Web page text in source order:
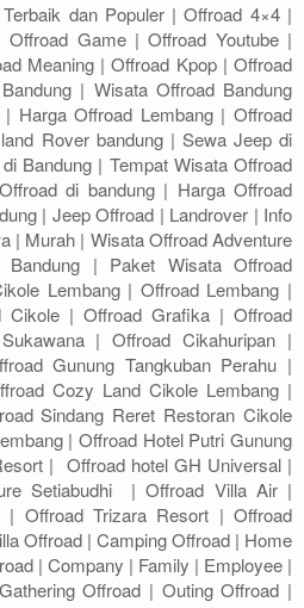
dan Populer | Offroad 4×4 |
Game | Offroad Youtube |
Meaning | Offroad Kpop | Offroad
| Wisata Offroad Bandung
Harga Offroad Lembang | Offroad
Rover bandung | Sewa Jeep di
Bandung | Tempat Wisata Offroad
di bandung | Harga Offroad
| Jeep Offroad | Landrover | Info
| Murah | Wisata Offroad Adventure
| Paket Wisata Offroad
Lembang | Offroad Lembang |
Cikole | Offroad Grafika | Offroad
| Offroad Cikahuripan |
Gunung Tangkuban Perahu |
Cozy Land Cikole Lembang |
Sindang Reret Restoran Cikole
| Offroad Hotel Putri Gunung
| Offroad hotel GH Universal |
Setiabudhi | Offroad Villa Air |
| Offroad Trizara Resort | Offroad
Offroad | Camping Offroad | Home
| Company | Family | Employee |
Offroad | Outing Offroad |